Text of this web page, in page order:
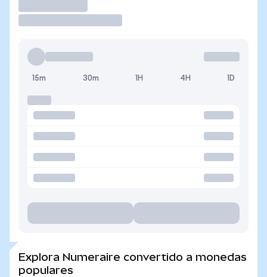
15m 30m 1H 4H 1D
Explora Numeraire convertido a monedas
populares